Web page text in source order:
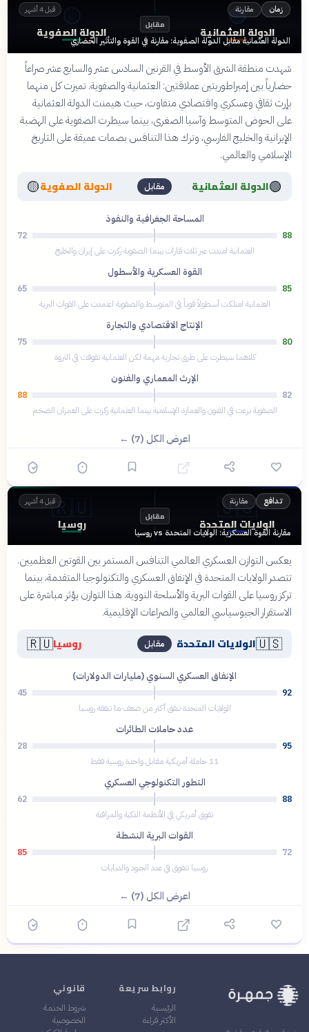
زمان مقارنة قبل 4 أشهر 🟢
الدولة العثمانية مقابل 🟡
الدولة الصفوية
الدولة العثمانية مقابل الدولة الصفوية: مقارنة في القوة والتأثير الحضاري
شهدت منطقة الشرق الأوسط في القرنين السادس عشر والسابع عشر صراعاً
حضارياً بين إمبراطوريتين عملاقتين: العثمانية والصفوية. تميزت كل منهما
بإرث ثقافي وعسكري واقتصادي متفاوت، حيث هيمنت الدولة العثمانية
على الحوض المتوسط وآسيا الصغرى، بينما سيطرت الصفوية على الهضبة
الإيرانية والخليج الفارسي، وترك هذا التنافس بصمات عميقة على التاريخ
الإسلامي والعالمي.
🟢الدولة العثمانية مقابل الدولة الصفوية🟡
المساحة الجغرافية والنفوذ
88
72
العثمانية امتدت عبر ثلاث قارات بينما الصفوية ركزت على إيران والخليج
القوة العسكرية والأسطول
85
65
العثمانية امتلكت أسطولاً قوياً في المتوسط والصفوية اعتمدت على القوات البرية
الإنتاج الاقتصادي والتجارة
80
75
كلاهما سيطرت على طرق تجارية مهمة لكن العثمانية تفوقت في الثروة
الإرث المعماري والفنون
82
88
الصفوية برعت في الفنون والعمارة الإسلامية بينما العثمانية ركزت على العمران الضخم
اعرض الكل (7) ←
تدافع مقارنة قبل 4 أشهر 🇺🇸
الولايات المتحدة مقابل 🇷🇺
روسيا مقارنة القوة العسكرية: الولايات المتحدة vs روسيا
يعكس التوازن العسكري العالمي التنافس المستمر بين القوتين العظميين.
تتصدر الولايات المتحدة في الإنفاق العسكري والتكنولوجيا المتقدمة، بينما
تركز روسيا على القوات البرية والأسلحة النووية. هذا التوازن يؤثر مباشرة على
الاستقرار الجيوسياسي العالمي والصراعات الإقليمية.
🇺🇸الولايات المتحدة مقابل روسيا🇷🇺
الإنفاق العسكري السنوي (مليارات الدولارات)
92
45
الولايات المتحدة تنفق أكثر من ضعف ما تنفقه روسيا
عدد حاملات الطائرات
95
28
11 حاملة أمريكية مقابل واحدة روسية فقط
التطور التكنولوجي العسكري
88
62
تفوق أمريكي في الأنظمة الذكية والمراقبة
القوات البرية النشطة
72
85
روسيا تتفوق في عدد الجنود والدبابات
اعرض الكل (7) ←
روابط سريعة
الرئيسية
الأكثر قراءة
قانوني
شروط الخدمة
الخصوصية